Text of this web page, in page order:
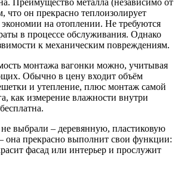
Преимущество металла (независимо от
что он прекрасно теплоизолирует
экономии на отоплении. Не требуются
в процессе обслуживания. Однако
к механическим повреждениям.
монтажа вагонки можно, учитывая
Обычно в цену входит объём
и утепление, плюс монтаж самой
как измерение влажности внутри
выбрали – деревянную, пластиковую
она прекрасно выполнит свои функции:
фасад или интерьер и прослужит